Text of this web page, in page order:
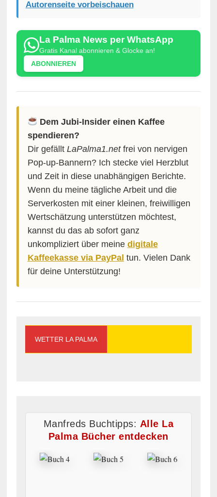
Autorenseite vorbeischauen
La Palma News per WhatsApp
Gratis Kanal abonnieren & Glocke an!
ABONNIEREN
Dem Jubi-Insider einen Kaffee
spendieren?
Dir gefällt LaPalma1.netfrei von nervigen
Pop-up-Bannern? Ich stecke viel Herzblut
und Zeit in diese unabhängigen Berichte.
Wenn du meine tägliche Arbeit und die
Serverkosten mit einer kleinen, freiwilligen
Wertschätzung unterstützen möchtest,
kannst du das ab sofort ganz
unkompliziert über meine digitale
Kaffeekasse via PayPal tun. Vielen Dank
für deine Unterstützung!
WETTER LA PALMA
Manfreds Buchtipps: Alle La
Palma Bücher entdecken